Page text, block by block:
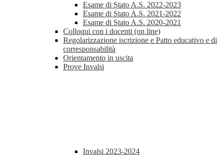
Esame di Stato A.S. 2022-2023
Esame di Stato A.S. 2021-2022
Esame di Stato A.S. 2020-2021
Colloqui con i docenti (on line)
Regolarizzazione iscrizione e Patto educativo e di
corresponsabilità
Orientamento in uscita
Prove Invalsi
Invalsi 2023-2024